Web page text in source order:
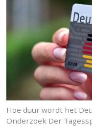
Hoe duur wordt het
Onderzoek Der